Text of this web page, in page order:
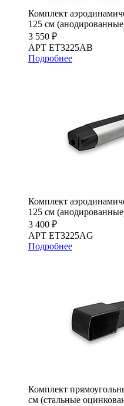
Комплект
125 см
3 550 ₽
АРТ ET3225AB
Подробнее
Комплект
125 см
3 400 ₽
АРТ ET3225AG
Подробнее
Комплект
см (стальные